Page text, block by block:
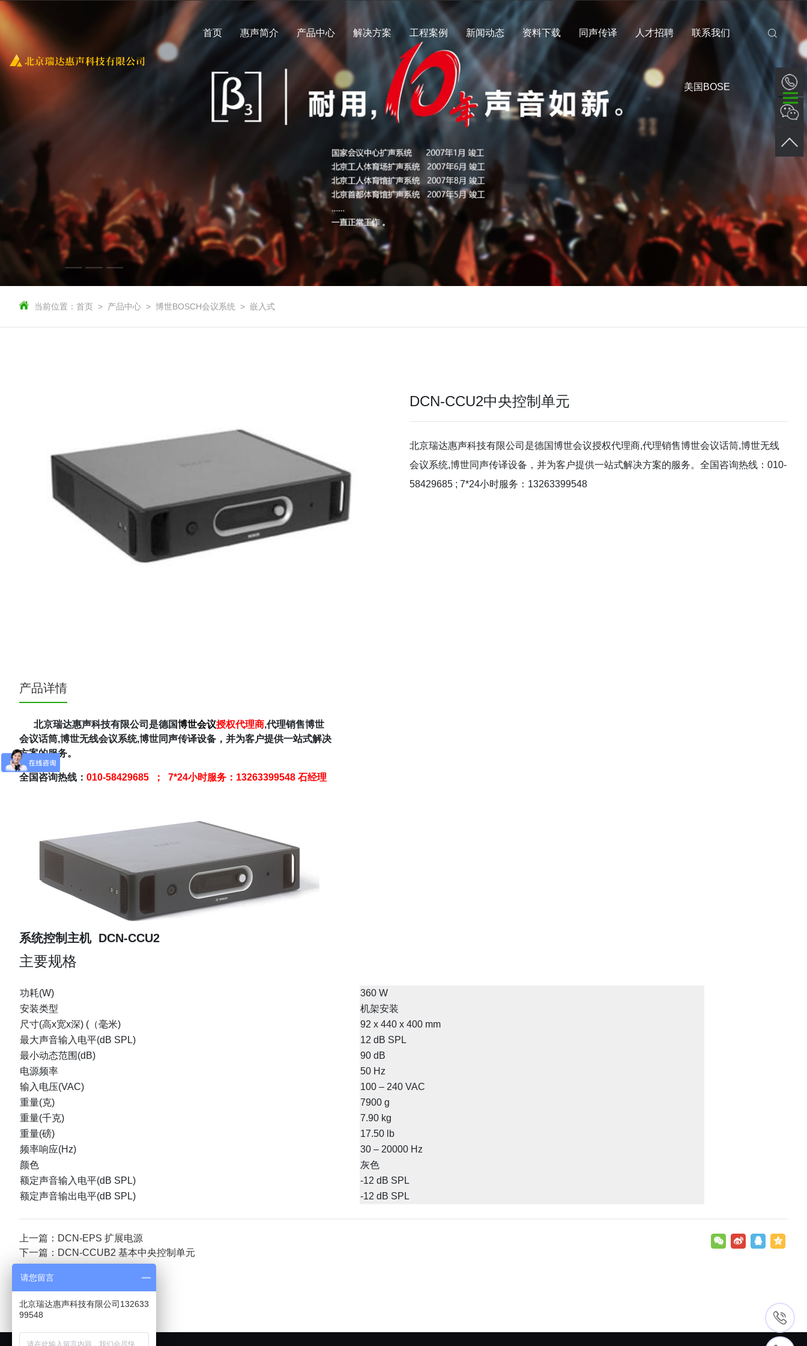
首页 惠声简介 产品中心 解决方案 工程案例 新闻动态 资料下载 同声传译 人才招聘 联系我们
美国BOSE
当前位置： 首页 产品中心 博世BOSCH会议系统 嵌入式
DCN-CCU2中央控制单元
北京瑞达惠声科技有限公司是德国博世会议授权代理商,代理销售博世会议话筒,博世无线
会议系统,博世同声传译设备，并为客户提供一站式解决方案的服务。全国咨询热线：010-
58429685 ; 7*24小时服务：13263399548
产品详情
北京瑞达惠声科技有限公司是德国博世会议授权代理商,代理销售博世
会议话筒,博世无线会议系统,博世同声传译设备，并为客户提供一站式解决
方案的服务。
全国咨询热线： 010-58429685 ； 7*24小时服务：13263399548 石经理
系统控制主机 DCN-CCU2
主要规格
功耗(W)
360 W
安装类型
机架安装
尺寸(高x宽x深) (（毫米)
92 x 440 x 400 mm
最大声音输入电平(dB SPL)
12 dB SPL
最小动态范围(dB)
90 dB
电源频率
50 Hz
输入电压(VAC)
100 – 240 VAC
重量(克)
7900 g
重量(千克)
7.90 kg
重量(磅)
17.50 lb
频率响应(Hz)
30 – 20000 Hz
颜色
灰色
额定声音输入电平(dB SPL)
-12 dB SPL
额定声音输出电平(dB SPL)
-12 dB SPL
上一篇：DCN-EPS 扩展电源
下一篇：DCN-CCUB2 基本中央控制单元
请您留言
北京瑞达惠声科技有限公司132633
99548